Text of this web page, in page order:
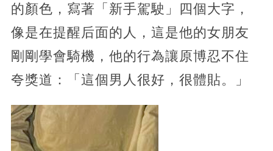
的顏色，寫著「新手駕駛」四個大字，
像是在提醒后面的人，這是他的女朋友
剛剛學會騎機，他的行為讓原博忍不住
夸獎道：「這個男人很好，很體貼。」